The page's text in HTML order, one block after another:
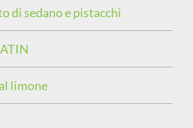
di sedano e pistacchi
limone